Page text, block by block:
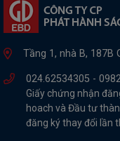
Tầng 1, nhà B, 187B
024.62534305 -
Giấy chứng nhận
hoach và Đầu tư
đăng ký thay đổi lần